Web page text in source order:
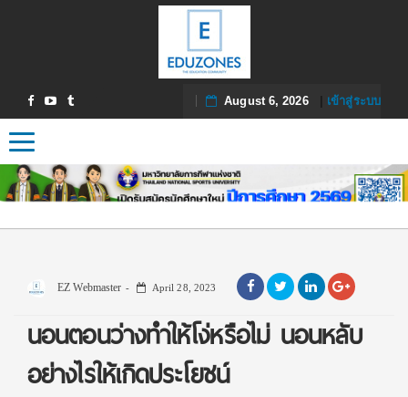
August 6, 2026| เข้าสู่ระบบ
Toggle navigation
EZ Webmaster April 28, 2023
นอนตอนว่างทำให้โง่หรือไม่ นอนหลับ
อย่างไรให้เกิดประโยชน์